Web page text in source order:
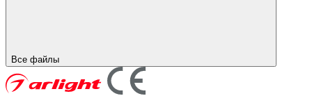
Все файлы